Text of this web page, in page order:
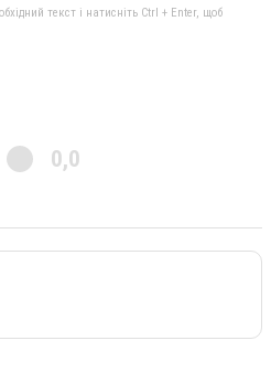
текст і натисніть Ctrl + Enter, щоб
0,0